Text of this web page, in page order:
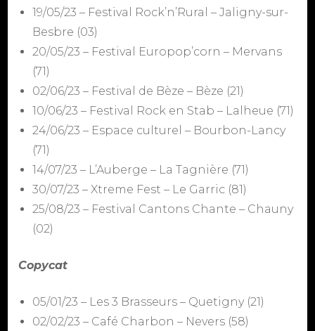
19/05/23 – Festival Rock’n’Rural – Jaligny-sur-
Besbre (03)
20/05/23 – Festival Europop’corn – Mervans
(71)
02/06/23 – Festival de Bèze – Bèze (21)
10/06/23 – Festival Rock en Stab – Lalheue (71)
24/06/23 – Espace culturel – Bourbon-Lancy
(71)
14/07/23 – L’Auberge – La Tagnière (71)
30/07/23 – Xtreme Fest – Le Garric (81)
25/08/23 – Festival Cantons Chante – Chauny
(02)
Copycat
05/01/23 – Les 3 Brasseurs – Quetigny (21)
02/02/23 – Café Charbon – Nevers (58)